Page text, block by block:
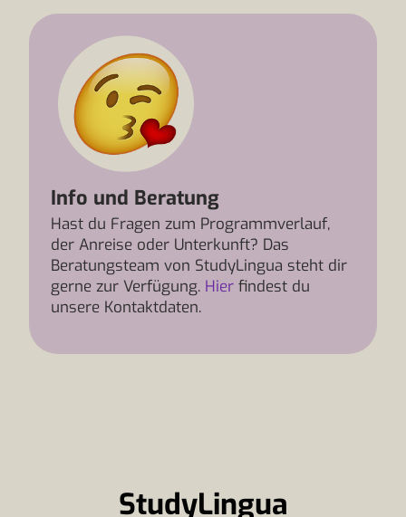
Info und Beratung
Hast du Fragen zum Programmverlauf,
der Anreise oder Unterkunft? Das
Beratungsteam von StudyLingua steht dir
gerne zur Verfügung. Hier findest du
unsere Kontaktdaten.
StudyLingua